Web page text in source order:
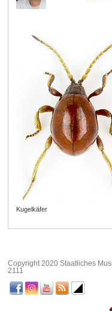
Kugelkäfer
Copyright 2020 Staatliches
2111